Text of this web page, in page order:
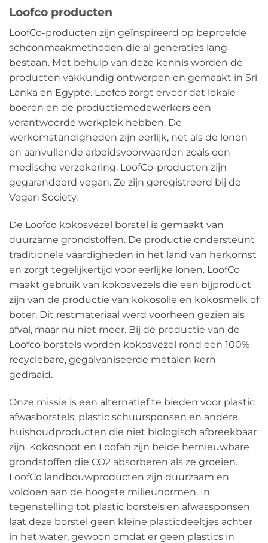
Loofco producten
LoofCo-producten zijn geïnspireerd op beproefde
schoonmaakmethoden die al generaties lang
bestaan. Met behulp van deze kennis worden de
producten vakkundig ontworpen en gemaakt in Sri
Lanka en Egypte. Loofco zorgt ervoor dat lokale
boeren en de productiemedewerkers een
verantwoorde werkplek hebben. De
werkomstandigheden zijn eerlijk, net als de lonen
en aanvullende arbeidsvoorwaarden zoals een
medische verzekering. LoofCo-producten zijn
gegarandeerd vegan. Ze zijn geregistreerd bij de
Vegan Society.
De Loofco kokosvezel borstel is gemaakt van
duurzame grondstoffen. De productie ondersteunt
traditionele vaardigheden in het land van herkomst
en zorgt tegelijkertijd voor eerlijke lonen. LoofCo
maakt gebruik van kokosvezels die een bijproduct
zijn van de productie van kokosolie en kokosmelk of
boter. Dit restmateriaal werd voorheen gezien als
afval, maar nu niet meer. Bij de productie van de
Loofco borstels worden kokosvezel rond een 100%
recyclebare, gegalvaniseerde metalen kern
gedraaid.
Onze missie is een alternatief te bieden voor plastic
afwasborstels, plastic schuursponsen en andere
huishoudproducten die niet biologisch afbreekbaar
zijn. Kokosnoot en Loofah zijn beide hernieuwbare
grondstoffen die CO2 absorberen als ze groeien.
LoofCo landbouwproducten zijn duurzaam en
voldoen aan de hoogste milieunormen. In
tegenstelling tot plastic borstels en afwassponsen
laat deze borstel geen kleine plasticdeeltjes achter
in het water, gewoon omdat er geen plastics in